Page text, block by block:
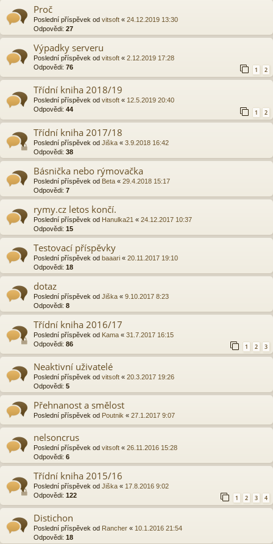
Proč
Poslední příspěvek od vitsoft « 24.12.2019 13:30
Odpovědi: 27
Výpadky serveru
Poslední příspěvek od vitsoft « 2.12.2019 17:28
Odpovědi: 76 1 2
Třídní kniha 2018/19
Poslední příspěvek od vitsoft « 12.5.2019 20:40
Odpovědi: 44 1 2
Třídní kniha 2017/18
Poslední příspěvek od Jiška « 3.9.2018 16:42
Odpovědi: 38
Básnička nebo rýmovačka
Poslední příspěvek od Beta « 29.4.2018 15:17
Odpovědi: 7
rymy.cz letos končí.
Poslední příspěvek od Hanulka21 « 24.12.2017 10:37
Odpovědi: 15
Testovací příspěvky
Poslední příspěvek od baaari « 20.11.2017 19:10
Odpovědi: 18
dotaz
Poslední příspěvek od Jiška « 9.10.2017 8:23
Odpovědi: 8
Třídní kniha 2016/17
Poslední příspěvek od Kama « 31.7.2017 16:15
Odpovědi: 86 1 2 3
Neaktivní uživatelé
Poslední příspěvek od vitsoft « 20.3.2017 19:26
Odpovědi: 5
Přehnanost a smělost
Poslední příspěvek od Poutnik « 27.1.2017 9:07
nelsoncrus
Poslední příspěvek od vitsoft « 26.11.2016 15:28
Odpovědi: 6
Třídní kniha 2015/16
Poslední příspěvek od Jiška « 17.8.2016 9:02
Odpovědi: 122 1 2 3 4
Distichon
Poslední příspěvek od Rancher « 10.1.2016 21:54
Odpovědi: 18